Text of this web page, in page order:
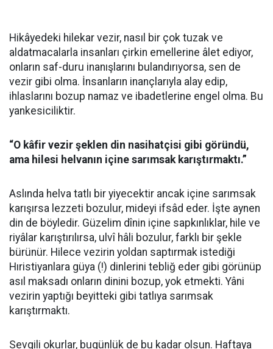
Hikâyedeki hilekar vezir, nasıl bir çok tuzak ve
aldatmacalarla insanları çirkin emellerine âlet ediyor,
onların saf-duru inanışlarını bulandırıyorsa, sen de
vezir gibi olma. İnsanların inançlarıyla alay edip,
ihlaslarını bozup namaz ve ibadetlerine engel olma. Bu
yankesiciliktir.
“O kâfir vezir şeklen din nasihatçisi gibi göründü,
ama hilesi helvanın içine sarımsak karıştırmaktı.”
Aslında helva tatlı bir yiyecektir ancak içine sarımsak
karışırsa lezzeti bozulur, mideyi ifsâd eder. İşte aynen
din de böyledir. Güzelim dînin içine sapkınlıklar, hile ve
riyâlar karıştırılırsa, ulvî hâli bozulur, farklı bir şekle
bürünür. Hilece vezirin yoldan saptırmak istediği
Hıristiyanlara güya (!) dinlerini tebliğ eder gibi görünüp
asıl maksadı onların dinini bozup, yok etmekti. Yâni
vezirin yaptığı beyitteki gibi tatlıya sarımsak
karıştırmaktı.
Sevgili okurlar, bugünlük de bu kadar olsun. Haftaya